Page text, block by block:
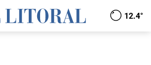
12.4°